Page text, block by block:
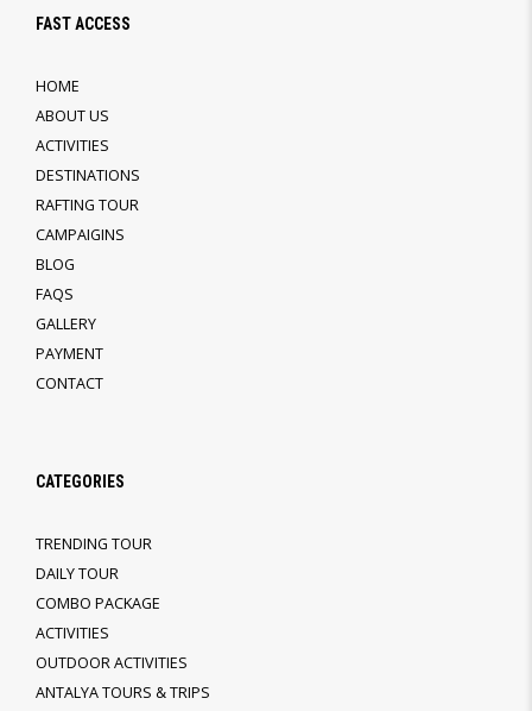
FAST ACCESS
HOME
ABOUT US
ACTIVITIES
DESTINATIONS
RAFTING TOUR
CAMPAIGINS
BLOG
FAQS
GALLERY
PAYMENT
CONTACT
CATEGORIES
TRENDING TOUR
DAILY TOUR
COMBO PACKAGE
ACTIVITIES
OUTDOOR ACTIVITIES
ANTALYA TOURS & TRIPS